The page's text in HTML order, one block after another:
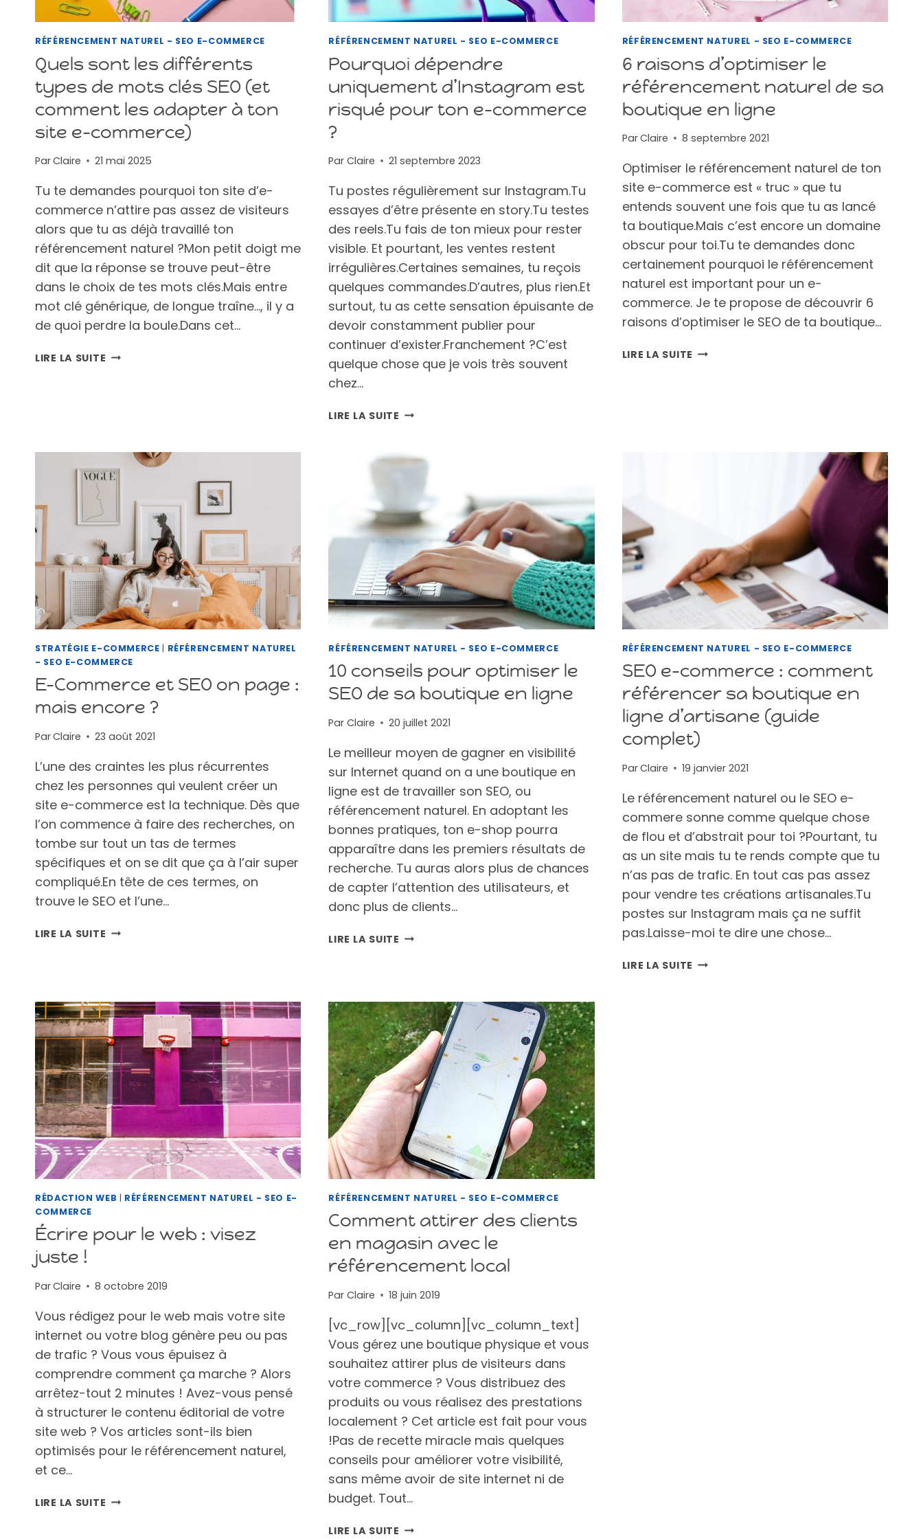
RÉFÉRENCEMENT NATUREL - SEO E-COMMERCE
Quels sont les différents
types de mots clés SEO (et
comment les adapter à ton
site e-commerce)
ParClaire 21 mai 2025
Tu te demandes pourquoi ton site d’e-
commerce n’attire pas assez de visiteurs
alors que tu as déjà travaillé ton
référencement naturel ?Mon petit doigt me
dit que la réponse se trouve peut-être
dans le choix de tes mots clés.Mais entre
mot clé générique, de longue traîne…, il y a
de quoi perdre la boule.Dans cet…
LIRE LA SUITE QUELS
MOTS
SEO
COMMENT
LES
ADAPTER
À
TON
SITE
E-
COMMERCE)
RÉFÉRENCEMENT NATUREL - SEO E-COMMERCE
Pourquoi dépendre
uniquement d’Instagram est
risqué pour ton e-commerce
?
Par Claire 21 septembre 2023
Tu postes régulièrement sur Instagram.Tu
essayes d’être présente en story.Tu testes
des reels.Tu fais de ton mieux pour rester
visible. Et pourtant, les ventes restent
irrégulières.Certaines semaines, tu reçois
quelques commandes.D’autres, plus rien.Et
surtout, tu as cette sensation épuisante de
devoir constamment publier pour
continuer d’exister.Franchement ?C’est
quelque chose que je vois très souvent
chez…
LIRE LA SUITE POURQUOI
D’INSTAGRAM
POUR
TON
E-
COMMERCE
?
RÉFÉRENCEMENT NATUREL - SEO E-COMMERCE
6 raisons d’optimiser le
référencement naturel de sa
boutique en ligne
ParClaire 8 septembre 2021
Optimiser le référencement naturel de ton
site e-commerce est « truc » que tu
entends souvent une fois que tu as lancé
ta boutique.Mais c’est encore un domaine
obscur pour toi.Tu te demandes donc
certainement pourquoi le référencement
naturel est important pour un e-
commerce. Je te propose de découvrir 6
raisons d’optimiser le SEO de ta boutique…
LIRE LA SUITE 6
STRATÉGIE E-COMMERCE | RÉFÉRENCEMENT NATUREL
- SEO E-COMMERCE
E-Commerce et SEO on page :
mais encore ?
ParClaire 23 août 2021
L’une des craintes les plus récurrentes
chez les personnes qui veulent créer un
site e-commerce est la technique. Dès que
l’on commence à faire des recherches, on
tombe sur tout un tas de termes
spécifiques et on se dit que ça à l’air super
compliqué.En tête de ces termes, on
trouve le SEO et l’une…
LIRE LA SUITE E-
PAGE
:
MAIS
ENCORE
?
RÉFÉRENCEMENT NATUREL - SEO E-COMMERCE
10 conseils pour optimiser le
SEO de sa boutique en ligne
Par Claire 20 juillet 2021
Le meilleur moyen de gagner en visibilité
sur Internet quand on a une boutique en
ligne est de travailler son SEO, ou
référencement naturel. En adoptant les
bonnes pratiques, ton e-shop pourra
apparaître dans les premiers résultats de
recherche. Tu auras alors plus de chances
de capter l’attention des utilisateurs, et
donc plus de clients…
LIRE LA SUITE 10
LE
SEO
DE
SA
BOUTIQUE
EN
LIGNE
RÉFÉRENCEMENT NATUREL - SEO E-COMMERCE
SEO e-commerce : comment
référencer sa boutique en
ligne d’artisane (guide
complet)
ParClaire 19 janvier 2021
Le référencement naturel ou le SEO e-
commere sonne comme quelque chose
de flou et d’abstrait pour toi ?Pourtant, tu
as un site mais tu te rends compte que tu
n’as pas de trafic. En tout cas pas assez
pour vendre tes créations artisanales.Tu
postes sur Instagram mais ça ne suffit
pas.Laisse-moi te dire une chose…
LIRE LA SUITE SEO
RÉDACTION WEB | RÉFÉRENCEMENT NATUREL - SEO E-
COMMERCE
Écrire pour le web : visez
juste !
ParClaire 8 octobre 2019
Vous rédigez pour le web mais votre site
internet ou votre blog génère peu ou pas
de trafic ? Vous vous épuisez à
comprendre comment ça marche ? Alors
arrêtez-tout 2 minutes ! Avez-vous pensé
à structurer le contenu éditorial de votre
site web ? Vos articles sont-ils bien
optimisés pour le référencement naturel,
et ce…
LIRE LA SUITE ÉCRIRE
RÉFÉRENCEMENT NATUREL - SEO E-COMMERCE
Comment attirer des clients
en magasin avec le
référencement local
Par Claire 18 juin 2019
[vc_row][vc_column][vc_column_text]
Vous gérez une boutique physique et vous
souhaitez attirer plus de visiteurs dans
votre commerce ? Vous distribuez des
produits ou vous réalisez des prestations
localement ? Cet article est fait pour vous
!Pas de recette miracle mais quelques
conseils pour améliorer votre visibilité,
sans même avoir de site internet ni de
budget. Tout…
LIRE LA SUITE COMMENT